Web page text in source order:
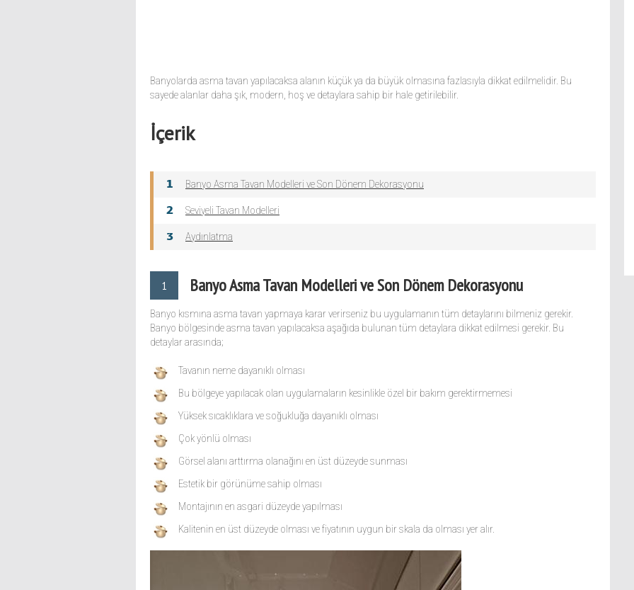
Banyolarda asma tavan yapılacaksa alanın küçük ya da büyük olmasına fazlasıyla dikkat edilmelidir. Bu
sayede alanlar daha şık, modern, hoş ve detaylara sahip bir hale getirilebilir.
İçerik
Banyo Asma Tavan Modelleri ve Son Dönem Dekorasyonu
Seviyeli Tavan Modelleri
Aydınlatma
1 Banyo Asma Tavan Modelleri ve Son Dönem Dekorasyonu
Banyo kısmına asma tavan yapmaya karar verirseniz bu uygulamanın tüm detaylarını bilmeniz gerekir.
Banyo bölgesinde asma tavan yapılacaksa aşağıda bulunan tüm detaylara dikkat edilmesi gerekir. Bu
detaylar arasında;
Tavanın neme dayanıklı olması
Bu bölgeye yapılacak olan uygulamaların kesinlikle özel bir bakım gerektirmemesi
Yüksek sıcaklıklara ve soğukluğa dayanıklı olması
Çok yönlü olması
Görsel alanı arttırma olanağını en üst düzeyde sunması
Estetik bir görünüme sahip olması
Montajının en asgari düzeyde yapılması
Kalitenin en üst düzeyde olması ve fiyatının uygun bir skala da olması yer alır.